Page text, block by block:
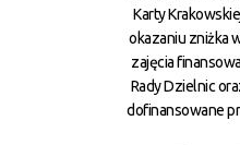
Karty
okazaniu zniżka
zajęcia
Rady Dzielnic
dofinansowane